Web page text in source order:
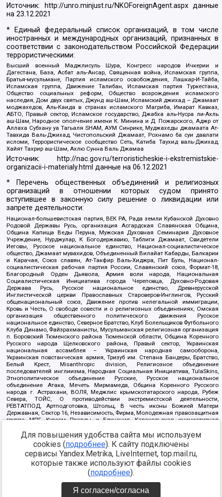
Источник: http://unro.minjust.ru/NKOForeignAgent.aspxданные
на23.12.2021
* Единый федеральный список организаций, в том числе
иностранных и международных организаций, признанных в
соответствии с законодательством Российской Федерации
террористическими:
Высший военный Маджлисуль Шура, Конгресс народов Ичкерии и
Дагестана, База, Асбат аль-Ансар, Священная война, Исламская группа,
Братья-мусульмане, Партия исламского освобождения, Лашкар-И-Тайба,
Исламская группа, Движение Талибан, Исламская партия Туркестана,
Общество социальных реформ, Общество возрождения исламского
наследия, Дом двух святых, Джунд аш-Шам, Исламский джихад – Джамаат
моджахедов, Аль-Каида в странах исламского Магриба, Имарат Кавказ,
АБТО, Правый сектор, Исламское государство, Джабха аль-Нусра ли-Ахль
аш-Шам, Народное ополчение имени К. Минина и Д. Пожарского, Аджр от
Аллаха Субхану уа Тагьаля SHAM, АУМ Синрике, Муджахеды джамаата Ат-
Тавхида Валь-Джихад, Чистопольский Джамаат, Рохнамо ба суи давлати
исломи, Террористическое сообщество Сеть, Катиба Таухид валь-Джихад,
Хайят Тахрир аш-Шам, Ахлю Сунна Валь Джамаа
Источник:
http://nac.gov.ru/terroristicheskie-i-ekstremistskie-
organizacii-i-materialy.html данные на06.12.2021
* Перечень общественных объединений и религиозных
организаций в отношении которых судом принято
вступившее в законную силу решение о ликвидации или
запрете деятельности:
Национал-большевистская партия, ВЕК РА, Рада земли Кубанской Духовно
Родовой Державы Русь, организация Асгардская Славянская Община,
Община Капища Веды Перуна, Мужская Духовная Семинария Духовное
Учреждение, Нурджулар, К Богодержавию, Таблиги Джамаат, Свидетели
Иеговы, Русское национальное единство, Национал-социалистическое
общество, Джамаат мувахидов, Объединенный Вилайат Кабарды, Балкарии
и Карачая, Союз славян, Ат-Такфир Валь-Хиджра, Пит Буль, Национал-
социалистическая рабочая партия России, Славянский союз, Формат-18,
Благородный Орден Дьявола, Армия воли народа, Национальная
Социалистическая Инициатива города Череповца, Духовно-Родовая
Держава Русь, Русское национальное единство, Древнерусской
Инглистической церкви Православных Староверов-Инглингов, Русский
общенациональный союз, Движение против нелегальной иммиграции,
Кровь и Честь, О свободе совести и о религиозных объединениях, Омская
организация общественного политического движения Русское
национальное единство, Северное Братство, Клуб Болельщиков Футбольного
Клуба Динамо, Файзрахманисты, Мусульманская религиозная организация
п. Боровский Тюменского района Тюменской области, Община Коренного
Русского народа Щелковского района, Правый сектор, Украинская
национальная ассамблея – Украинская народная самооборона,
Украинская повстанческая армия, Тризуб им. Степана Бандеры, Братство,
Белый Крест, Misanthropic division, Религиозное объединение
последователей инглиизма, Народная Социальная Инициатива, TulaSkins,
Этнополитическое объединение Русские, Русское национальное
объединение Атака, Мечеть Мирмамеда, Община Коренного Русского
народа г. Астрахани, ВОЛЯ, Меджлис крымскотатарского народа, Рубеж
Севера, ТОЙС, О противодействии экстремистской деятельности,
РЕВТАТПОД, Артподготовка, Штольц, В честь иконы Божией Матери
Державная, Сектор 16, Независимость, Фирма, Молодежная правозащитная
группа МПГ, Курсом Правды и Единения, Каракольская инициативная
Благотворительный пансионат Ак Умут, Русская республика Русь,
Арестантское уголовное единство, Башкорт, Нация и свобода, W.H.С., Фалунь
Дафа, Иртыш Ultras, Русский Патриотический клуб-Новокузнецк/РПК,
Сибирский державный союз, Фонд борьбы с коррупцией, Фонд защиты прав
граждан, Штабы Навального, Совет граждан СССР Прикубанского округа г.
Краснодара
https://minjust.gov.ru/ru/documents/7822/
Для повышения удобства сайта мы используем
cookies (подробнее). К сайту подключены
сервисы Yandex.Metrika, LiveInternet, top.mail.ru,
которые также используют файлы cookies
(подробнее).
Я согласен/согласна